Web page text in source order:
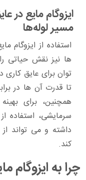
ایزوگام مایع در
مسیر لوله‌ها
استفاده از ایزوگام
ها نیز نقش حیاتی
توان برای عایق
تا قدرت آن‌ ها در
همچنین، برای
سرمایشی، استفاده
داشته و می‌ تواند
کند.
چرا به ایزوگام